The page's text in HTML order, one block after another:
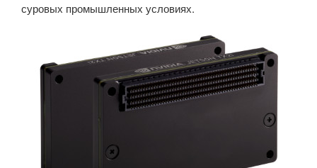
суровых промышленных условиях.